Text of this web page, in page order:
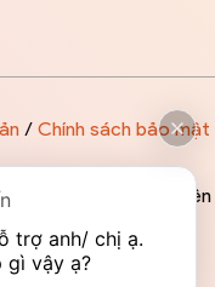
- Mọi thông tin trên
tham khảo
/ Chính sách bảo mật
trợ anh/ chị ạ.
gì vậy ạ?